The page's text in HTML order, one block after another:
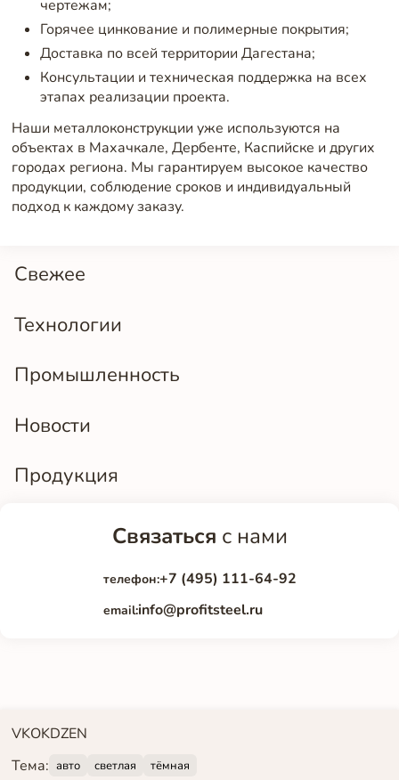
Свежее
Технологии
Промышленность
Новости
Продукция
чертежам;
Горячее цинкование и полимерные покрытия;
Доставка по всей территории Дагестана;
Консультации и техническая поддержка на всех
этапах реализации проекта.
Наши металлоконструкции уже используются на
объектах в Махачкале, Дербенте, Каспийске и других
городах региона. Мы гарантируем высокое качество
продукции, соблюдение сроков и индивидуальный
подход к каждому заказу.
Связаться с нами
телефон:+7 (495) 111-64-92
email:info@profitsteel.ru
VKOKDZEN
Тема: авто светлая тёмная